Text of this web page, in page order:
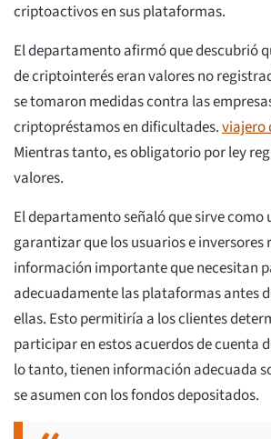
criptoactivos en sus plataformas.
El departamento afirmó que descubrió
de criptointerés eran valores no
se tomaron medidas contra las
criptopréstamos en dificultades.viajero
Mientras tanto, es obligatorio por ley
valores.
El departamento señaló que sirve como
garantizar que los usuarios e inversores
información importante que necesitan
adecuadamente las plataformas antes
ellas. Esto permitiría a los clientes
participar en estos acuerdos de cuenta
lo tanto, tienen información adecuada
se asumen con los fondos depositados.